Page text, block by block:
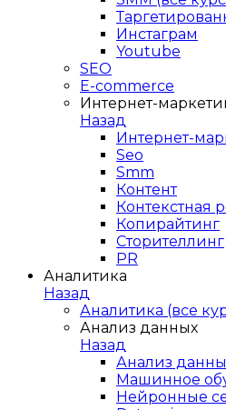
Инстаграм
Youtube
SEO
E-сommerce
Интернет-
Назад
Интернет-
Seo
Smm
Контент
Контекстная
Копирайтинг
Сторителлинг
PR
Аналитика
Назад
Аналитика (все
Анализ данных
Назад
Анализ
Машинное
Нейронные